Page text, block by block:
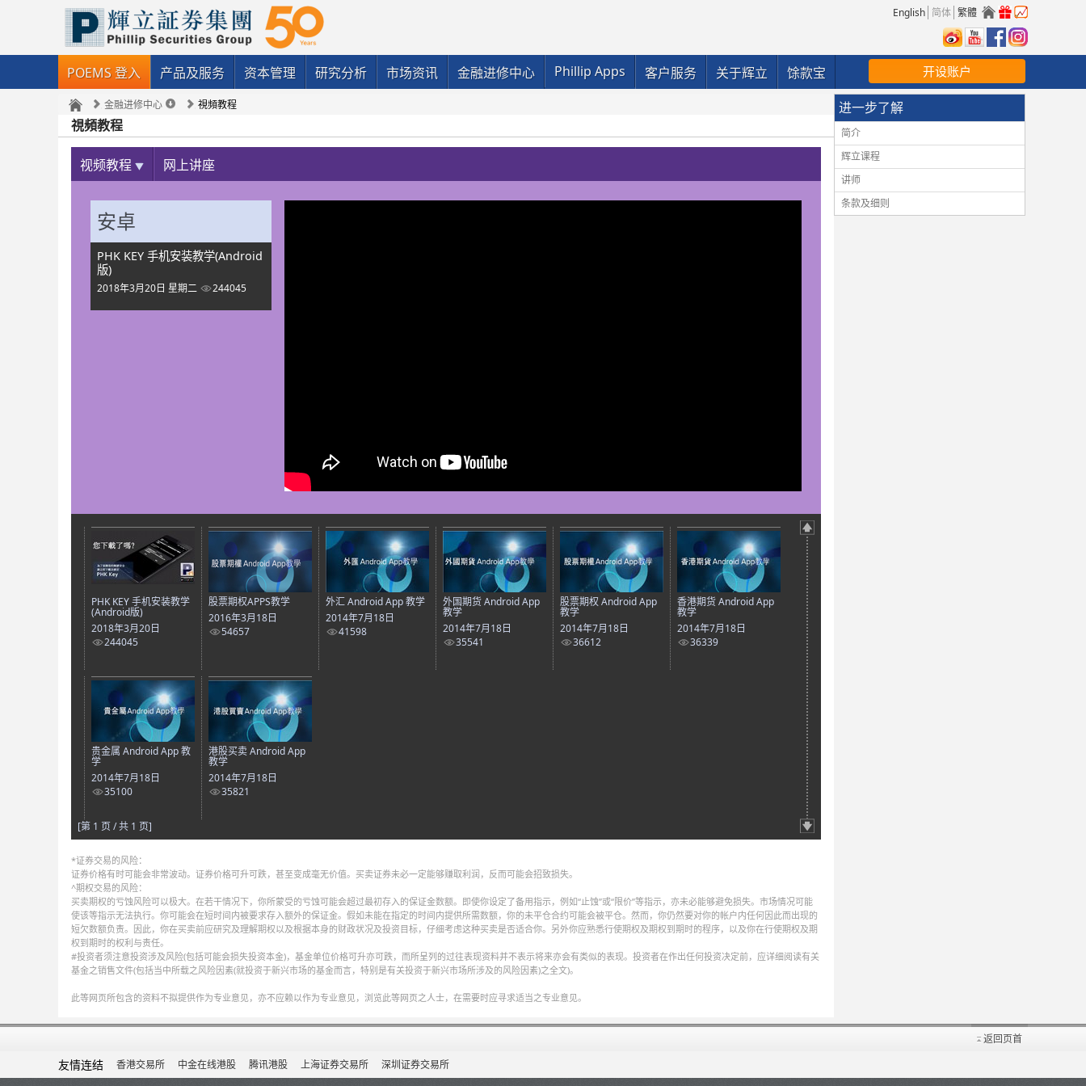
English 简体 繁體
POEMS 登入 产品及服务 资本管理 研究分析 市场资讯 金融进修中心 Phillip Apps 客户服务 关于辉立 馀款宝 开设账户
金融进修中心 視頻教程
視頻教程
视频教程 网上讲座
安卓
PHK KEY 手机安装教学(Android
版)
2018年3月20日 星期二 244045
PHK KEY 手机安装教学
(Android版)
2018年3月20日
244045
股票期权APPS教学
2016年3月18日
54657
外汇 Android App 教学
2014年7月18日
41598
外国期货 Android App
教学
2014年7月18日
35541
股票期权 Android App
教学
2014年7月18日
36612
香港期货 Android App
教学
2014年7月18日
36339
贵金属 Android App 教
学
2014年7月18日
35100
港股买卖 Android App
教学
2014年7月18日
35821
[第 1 页 / 共 1 页]
*证券交易的风险：
证券价格有时可能会非常波动。证券价格可升可跌，甚至变成毫无价值。买卖证券未必一定能够赚取利润，反而可能会招致损失。
^期权交易的风险：
买卖期权的亏蚀风险可以极大。在若干情况下，你所蒙受的亏蚀可能会超过最初存入的保证金数额。即使你设定了备用指示，例如“止蚀”或“限价”等指示，亦未必能够避免损失。市场情况可能
使该等指示无法执行。你可能会在短时间内被要求存入额外的保证金。假如未能在指定的时间内提供所需数额，你的未平仓合约可能会被平仓。然而，你仍然要对你的帐户内任何因此而出现的
短欠数额负责。因此，你在买卖前应研究及理解期权以及根据本身的财政状况及投资目标，仔细考虑这种买卖是否适合你。另外你应熟悉行使期权及期权到期时的程序，以及你在行使期权及期
权到期时的权利与责任。
#投资者须注意投资涉及风险(包括可能会损失投资本金)，基金单位价格可升亦可跌，而所呈列的过往表现资料并不表示将来亦会有类似的表现。投资者在作出任何投资决定前，应详细阅读有关
基金之销售文件(包括当中所载之风险因素(就投资于新兴市场的基金而言，特别是有关投资于新兴市场所涉及的风险因素)之全文)。
此等网页所包含的资料不拟提供作为专业意见，亦不应赖以作为专业意见，浏览此等网页之人士，在需要时应寻求适当之专业意见。
进一步了解
简介
辉立课程
讲师
条款及细则
返回页首
友情连结 香港交易所 中金在线港股 腾讯港股 上海证券交易所 深圳证券交易所